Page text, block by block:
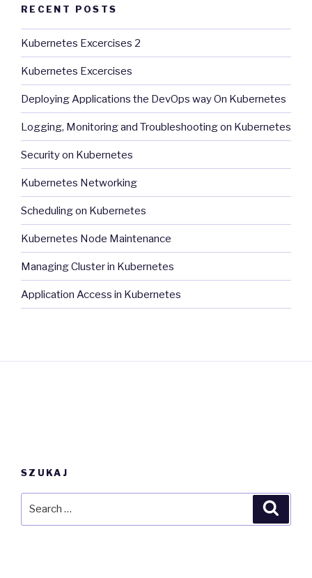
RECENT POSTS
Kubernetes Excercises 2
Kubernetes Excercises
Deploying Applications the DevOps way On Kubernetes
Logging, Monitoring and Troubleshooting on Kubernetes
Security on Kubernetes
Kubernetes Networking
Scheduling on Kubernetes
Kubernetes Node Maintenance
Managing Cluster in Kubernetes
Application Access in Kubernetes
SZUKAJ